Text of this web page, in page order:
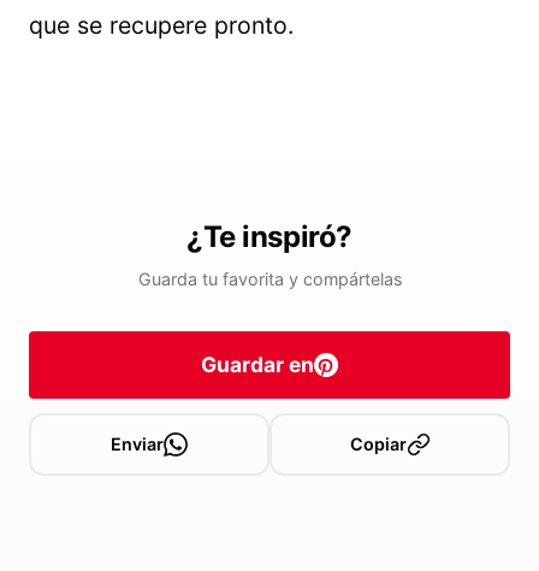
que se recupere pronto.
¿Te inspiró?
Guarda tu favorita y compártelas
Guardar en
Enviar Copiar